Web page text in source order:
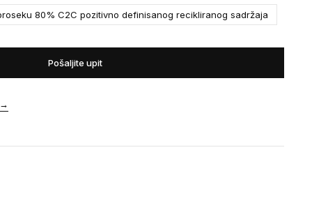
80% C2C pozitivno definisanog recikliranog sadržaja
Pošaljite upit